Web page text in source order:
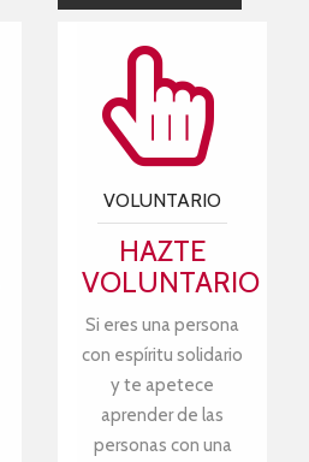
VOLUNTARIO
HAZTE
VOLUNTARIO
Si eres una persona
con espíritu solidario
y te apetece
aprender de las
personas con una